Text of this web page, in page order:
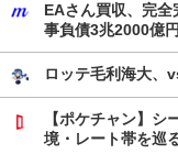
EAさん買収、完
事負債3兆2000億
ロッテ毛利海大
【ポケチャン】
境・レート帯を巡